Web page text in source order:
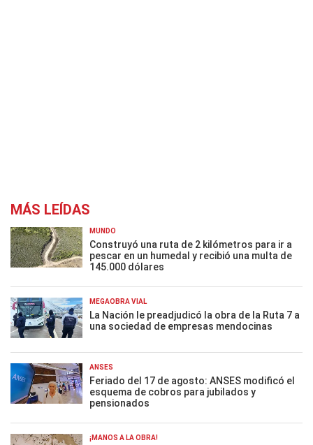
MÁS LEÍDAS
MUNDO
Construyó una ruta de 2 kilómetros para ir a
pescar en un humedal y recibió una multa de
145.000 dólares
MEGAOBRA VIAL
La Nación le preadjudicó la obra de la Ruta 7 a
una sociedad de empresas mendocinas
ANSES
Feriado del 17 de agosto: ANSES modificó el
esquema de cobros para jubilados y
pensionados
¡MANOS A LA OBRA!